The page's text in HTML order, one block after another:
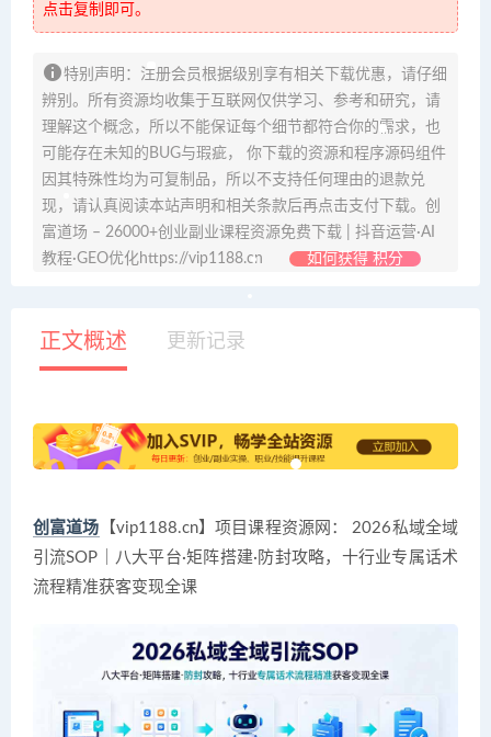
点击复制即可。
特别声明：注册会员根据级别享有相关下载优惠，请仔细
辨别。所有资源均收集于互联网仅供学习、参考和研究，请
理解这个概念，所以不能保证每个细节都符合你的需求，也
可能存在未知的BUG与瑕疵， 你下载的资源和程序源码组件
因其特殊性均为可复制品，所以不支持任何理由的退款兑
现，请认真阅读本站声明和相关条款后再点击支付下载。创
富道场 – 26000+创业副业课程资源免费下载 | 抖音运营·AI
教程·GEO优化https://vip1188.cn
如何获得 积分
正文概述 更新记录
创富道场 【vip1188.cn】项目课程资源网： 2026私域全域
引流SOP｜八大平台·矩阵搭建·防封攻略，十行业专属话术
流程精准获客变现全课